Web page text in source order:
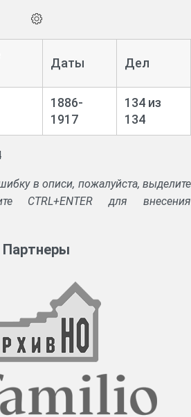
Даты Дел
1886-
1917
134 из
134
в описи, пожалуйста, выделите
CTRL+ENTER для внесения
Партнеры